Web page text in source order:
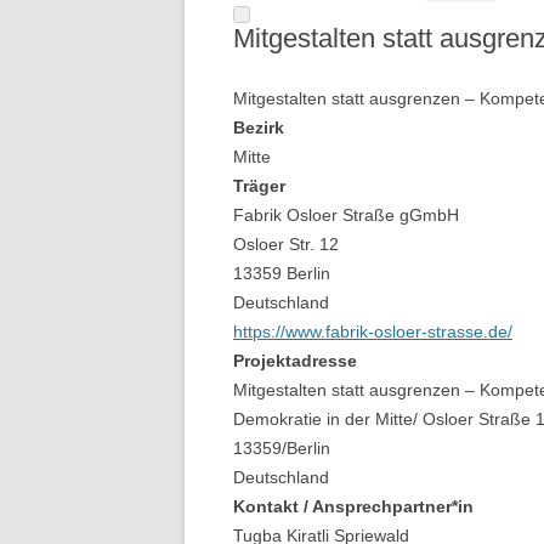
Mitgestalten statt
Mitgestalten statt ausgrenzen –
Bezirk
Mitte
Träger
Fabrik Osloer Straße gGmbH
Osloer Str. 12
13359 Berlin
Deutschland
https://www.fabrik-osloer-strasse.de/
Projektadresse
Mitgestalten statt ausgrenzen –
Demokratie in der Mitte/ Osloer Straße
13359/Berlin
Deutschland
Kontakt / Ansprechpartner*in
Tugba Kiratli Spriewald